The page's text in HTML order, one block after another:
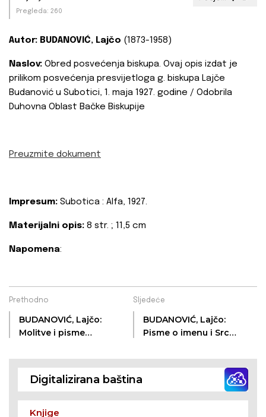
Pregleda: 260
Autor: BUDANOVIĆ, Lajčo (1873-1958)
Naslov: Obred posvećenja biskupa. Ovaj opis izdat je
prilikom posvećenja presvijetloga g. biskupa Lajče
Budanović u Subotici, 1. maja 1927. godine / Odobrila
Duhovna Oblast Bačke Biskupije
Preuzmite dokument
Impresum: Subotica : Alfa, 1927.
Materijalni opis: 8 str. ; 11,5 cm
Napomena:
Prethodno
BUDANOVIĆ, Lajčo:
Molitve i pisme
duhovske iz Velike
slave Božije
Sljedeće
BUDANOVIĆ, Lajčo:
Pisme o imenu i Srcu
sakramentske iz
Digitalizirana baština
Knjige